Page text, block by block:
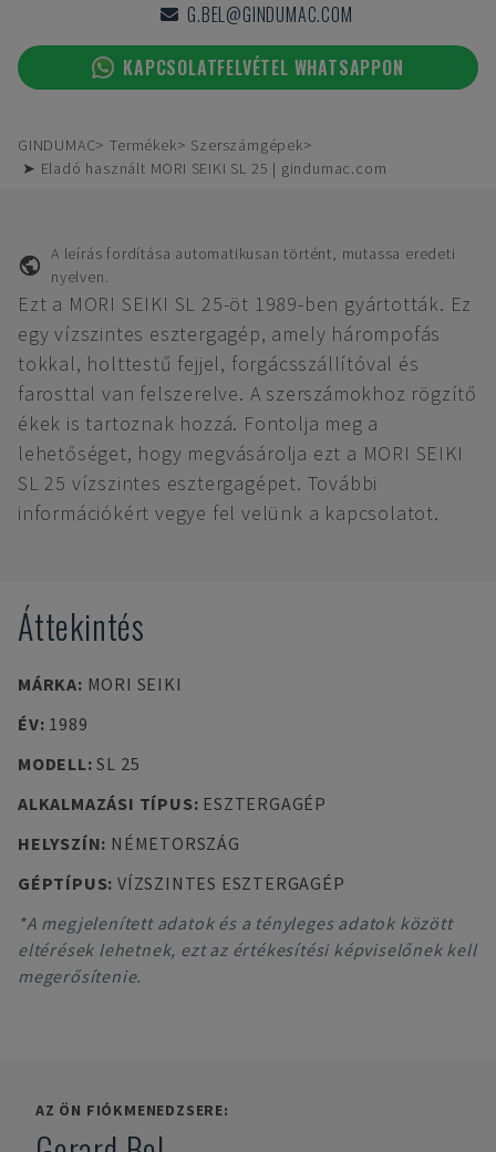
G.BEL@GINDUMAC.COM
KAPCSOLATFELVÉTEL WHATSAPPON
GINDUMAC Termékek
Szerszámgépek
➤ Eladó használt MORI SEIKI SL 25 | gindumac.com
A leírás fordítása automatikusan történt, mutassa eredeti
nyelven.
Ezt a MORI SEIKI SL 25-öt 1989-ben gyártották. Ez
egy vízszintes esztergagép, amely hárompofás
tokkal, holttestű fejjel, forgácsszállítóval és
farosttal van felszerelve. A szerszámokhoz rögzítő
ékek is tartoznak hozzá. Fontolja meg a
lehetőséget, hogy megvásárolja ezt a MORI SEIKI
SL 25 vízszintes esztergagépet. További
információkért vegye fel velünk a kapcsolatot.
Áttekintés
MÁRKA: MORI SEIKI
ÉV: 1989
MODELL:SL 25
ALKALMAZÁSI TÍPUS: ESZTERGAGÉP
HELYSZÍN: NÉMETORSZÁG
GÉPTÍPUS: VÍZSZINTES ESZTERGAGÉP
*A megjelenített adatok és a tényleges adatok között
eltérések lehetnek, ezt az értékesítési képviselőnek kell
megerősítenie.
AZ ÖN FIÓKMENEDZSERE: